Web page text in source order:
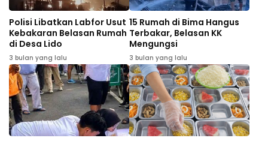
Polisi Libatkan Labfor Usut
Kebakaran Belasan Rumah
di Desa Lido
3 bulan yang lalu
15 Rumah di Bima Hangus
Terbakar, Belasan KK
Mengungsi
3 bulan yang lalu